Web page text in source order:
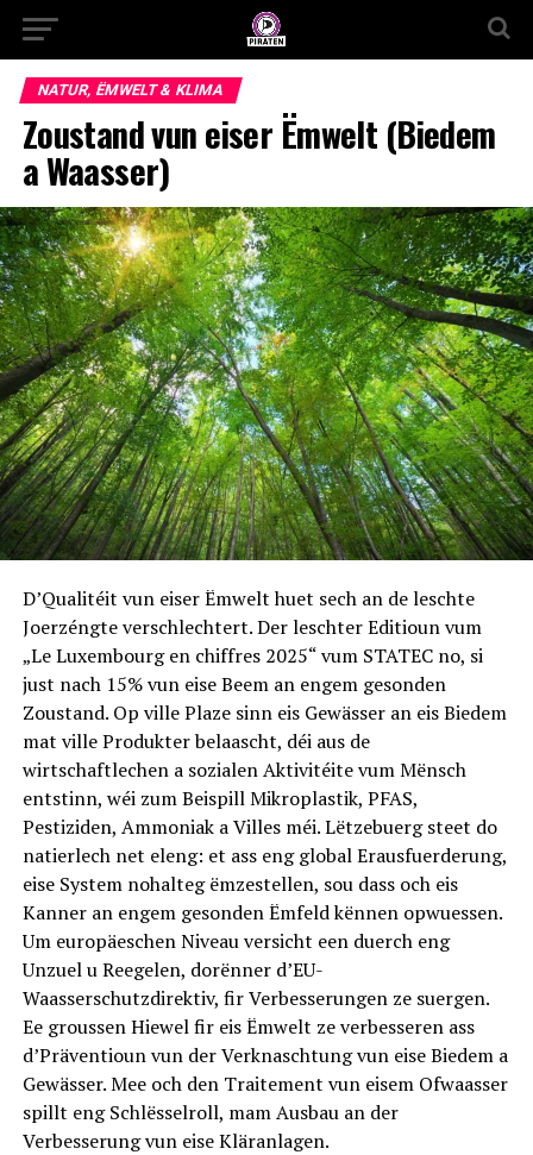
NATUR, ËMWELT & KLIMA
Zoustand vun eiser Ëmwelt (Biedem
a Waasser)
D’Qualitéit vun eiser Ëmwelt huet sech an de leschte
Joerzéngte verschlechtert. Der leschter Editioun vum
„Le Luxembourg en chiffres 2025“ vum STATEC no, si
just nach 15% vun eise Beem an engem gesonden
Zoustand. Op ville Plaze sinn eis Gewässer an eis Biedem
mat ville Produkter belaascht, déi aus de
wirtschaftlechen a sozialen Aktivitéite vum Mënsch
entstinn, wéi zum Beispill Mikroplastik, PFAS,
Pestiziden, Ammoniak a Villes méi. Lëtzebuerg steet do
natierlech net eleng: et ass eng global Erausfuerderung,
eise System nohalteg ëmzestellen, sou dass och eis
Kanner an engem gesonden Ëmfeld kënnen opwuessen.
Um europäeschen Niveau versicht een duerch eng
Unzuel u Reegelen, dorënner d’EU-
Waasserschutzdirektiv, fir Verbesserungen ze suergen.
Ee groussen Hiewel fir eis Ëmwelt ze verbesseren ass
d’Präventioun vun der Verknaschtung vun eise Biedem a
Gewässer. Mee och den Traitement vun eisem Ofwaasser
spillt eng Schlësselroll, mam Ausbau an der
Verbesserung vun eise Kläranlagen.